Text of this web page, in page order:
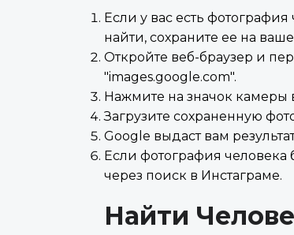
Если у вас есть фотография
найти, сохраните ее на
Откройте веб-браузер и
"images.google.com".
Нажмите на значок камеры
Загрузите сохраненную
Google выдаст вам
Если фотография человека
через поиск в Инстаграме.
Найти